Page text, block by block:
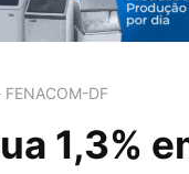
DF
1,3%